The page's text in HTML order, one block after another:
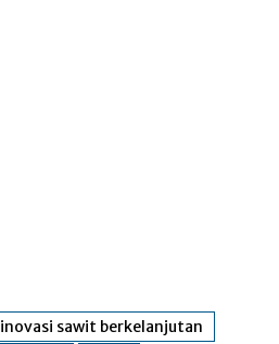
inovasi sawit berkelanjutan